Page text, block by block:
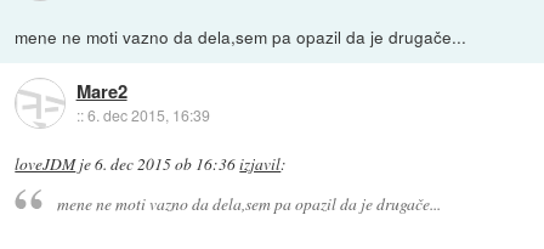
mene ne moti vazno da dela,sem pa opazil da je drugače...
Mare2
::6. dec 2015, 16:39
loveJDMje6. dec 2015 ob 16:36izjavil:
mene ne moti vazno da dela,sem pa opazil da je drugače...